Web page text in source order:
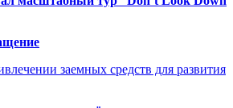
заемных средств для развития